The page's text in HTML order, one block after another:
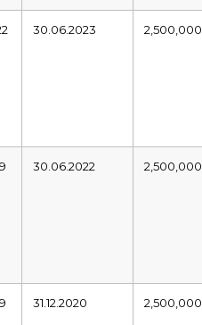
30.06.2023 2,500,000
30.06.2022 2,500,000
31.12.2020 2,500,000